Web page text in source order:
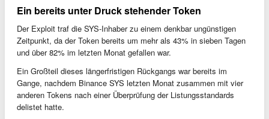
Ein bereits unter Druck stehender Token
Der Exploit traf die SYS-Inhaber zu einem denkbar ungünstigen
Zeitpunkt, da der Token bereits um mehr als 43% in sieben Tagen
und über 82% im letzten Monat gefallen war.
Ein Großteil dieses längerfristigen Rückgangs war bereits im
Gange, nachdem Binance SYS letzten Monat zusammen mit vier
anderen Tokens nach einer Überprüfung der Listungsstandards
delistet hatte.